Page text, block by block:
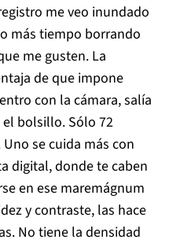
me veo inundado
más tiempo borrando
me gusten. La
de que impone
con la cámara, salía
bolsillo. Sólo 72
se cuida más con
digital, donde te caben
en ese maremágnum
y contraste, las hace
No tiene la densidad